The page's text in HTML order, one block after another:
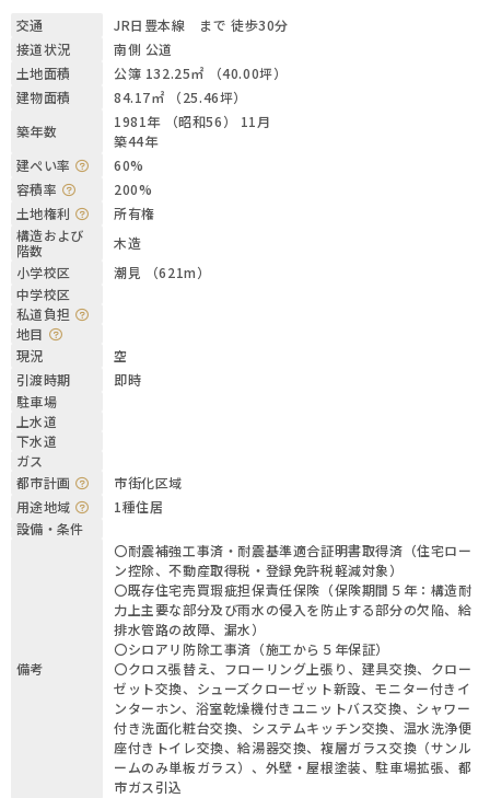
交通
JR日豊本線 まで 徒歩30分
接道状況
南側 公道
土地面積
公簿 132.25㎡ （40.00坪）
建物面積
84.17㎡ （25.46坪）
築年数
1981年 （昭和56） 11月
築44年
建ぺい率
60%
容積率
200%
土地権利
所有権
構造および
階数
木造
小学校区
潮見 （621m）
中学校区
私道負担
地目
現況
空
引渡時期
即時
駐車場
上水道
下水道
ガス
都市計画
市街化区域
用途地域
1種住居
設備・条件
備考
〇耐震補強工事済・耐震基準適合証明書取得済（住宅ロー
ン控除、不動産取得税・登録免許税軽減対象）
〇既存住宅売買瑕疵担保責任保険（保険期間５年：構造耐
力上主要な部分及び雨水の侵入を防止する部分の欠陥、給
排水管路の故障、漏水）
〇シロアリ防除工事済（施工から５年保証）
〇クロス張替え、フローリング上張り、建具交換、クロー
ゼット交換、シューズクローゼット新設、モニター付きイ
ンターホン、浴室乾燥機付きユニットバス交換、シャワー
付き洗面化粧台交換、システムキッチン交換、温水洗浄便
座付きトイレ交換、給湯器交換、複層ガラス交換（サンル
ームのみ単板ガラス）、外壁・屋根塗装、駐車場拡張、都
市ガス引込